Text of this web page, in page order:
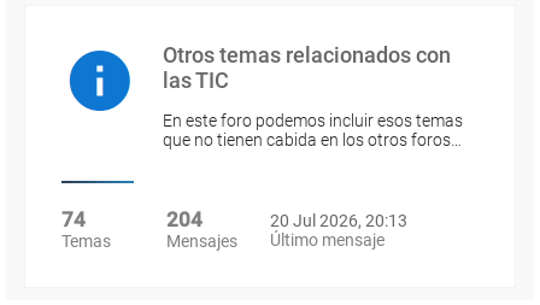
Otros temas relacionados con
las TIC
En este foro podemos incluir esos temas
que no tienen cabida en los otros foros…
74
Temas
204
Mensajes
20 Jul 2026, 20:13
Último mensaje